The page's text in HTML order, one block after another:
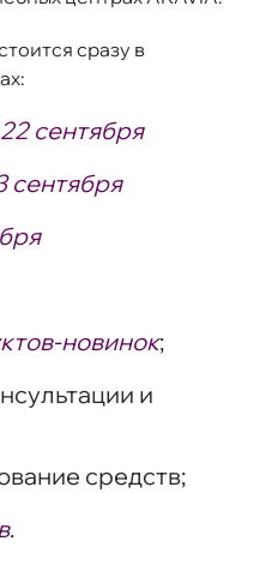
сразу в
22 сентября
сентября
новинок;
и
средств;
.